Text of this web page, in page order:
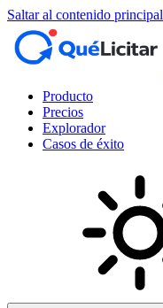
Saltar al contenido principal
Producto
Precios
Explorador
Casos de éxito